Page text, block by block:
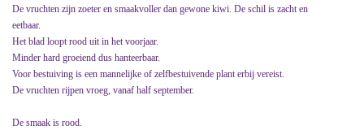
De vruchten zijn zoeter en smaakvoller dan gewone kiwi. De schil is zacht en
eetbaar.
Het blad loopt rood uit in het voorjaar.
Minder hard groeiend dus hanteerbaar.
Voor bestuiving is een mannelijke of zelfbestuivende plant erbij vereist.
De vruchten rijpen vroeg, vanaf half september.
De smaak is rood.